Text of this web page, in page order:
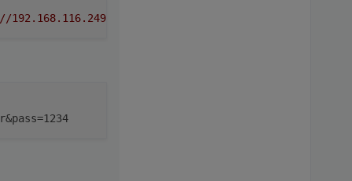
der noch auf
192.168.116.249:8087/setBulk?user=meinuser&pass=1234"